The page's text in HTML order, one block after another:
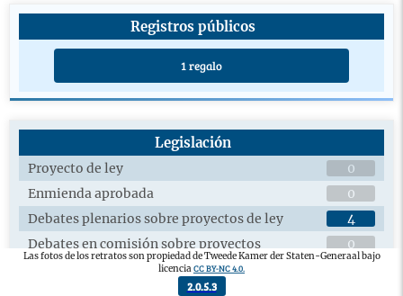
Registros públicos
1 regalo
Legislación
Proyecto de ley
0
Enmienda aprobada
0
Debates plenarios sobre proyectos de ley
4
Debates en comisión sobre proyectos
legislativos
0
Las fotos de los retratos son propiedad de Tweede Kamer der Staten-Generaal bajo
licenciaCC BY-NC 4.0.
2.0.5.3